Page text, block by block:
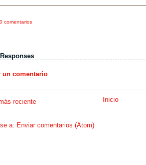
0 comentarios
un comentario
reciente Inicio
a: Enviar comentarios (Atom)